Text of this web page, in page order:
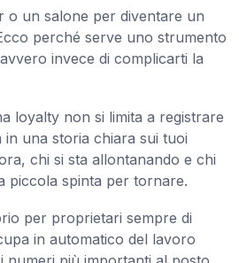
o un salone per diventare un
perché serve uno strumento
invece di complicarti la
loyalty non si limita a registrare
una storia chiara sui tuoi
chi si sta allontanando e chi
piccola spinta per tornare.
per proprietari sempre di
in automatico del lavoro